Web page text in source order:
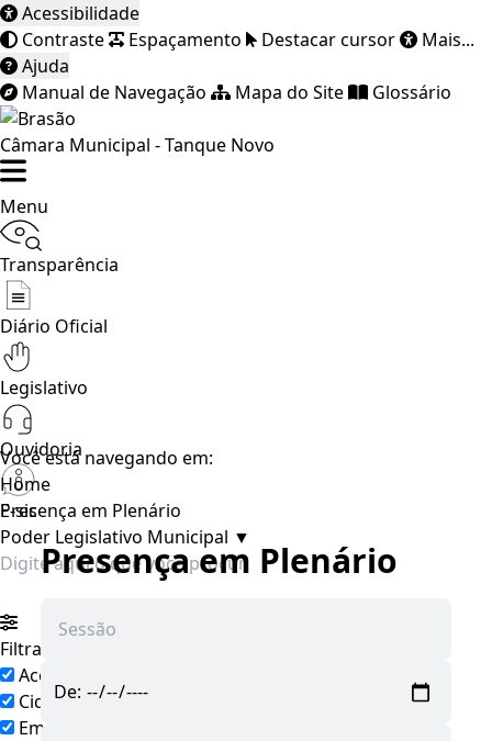
Acessibilidade
Contraste
Espaçamento Destacar cursor
Mais...
Ajuda
Manual de Navegação
Mapa do Site Glossário
Câmara Municipal - Tanque Novo
Menu
Transparência
Diário Oficial
Legislativo
Ouvidoria
E-sic
Poder Legislativo Municipal ▼
Filtrar por todos
Acesso à Informação
Cidadão
Empresas
Você está navegando em:
Home
Presença em Plenário
Presença em Plenário
De: